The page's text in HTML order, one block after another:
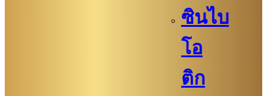
ซินไบ
โอ
ติก